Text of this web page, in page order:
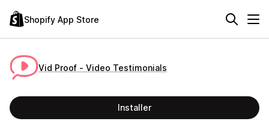
Shopify App Store
Vid Proof ‑ Video Testimonials
Installer